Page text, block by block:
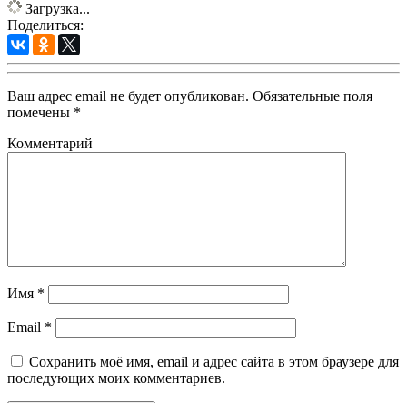
Загрузка...
Поделиться:
Ваш адрес email не будет опубликован. Обязательные поля
помечены *
Комментарий
Имя *
Email *
Сохранить моё имя, email и адрес сайта в этом браузере для
последующих моих комментариев.